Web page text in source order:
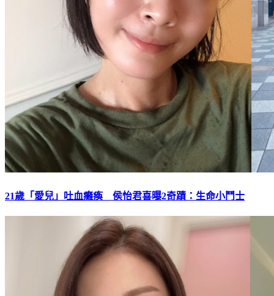
21歲「愛兒」吐血癱瘓 侯怡君喜曝2奇蹟：生命小鬥士